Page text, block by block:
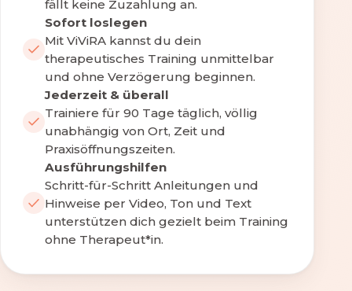
fällt keine Zuzahlung an.
Sofort loslegen
Mit ViViRA kannst du dein
therapeutisches Training unmittelbar
und ohne Verzögerung beginnen.
Jederzeit & überall
Trainiere für 90 Tage täglich, völlig
unabhängig von Ort, Zeit und
Praxisöffnungszeiten.
Ausführungshilfen
Schritt-für-Schritt Anleitungen und
Hinweise per Video, Ton und Text
unterstützen dich gezielt beim Training
ohne Therapeut*in.